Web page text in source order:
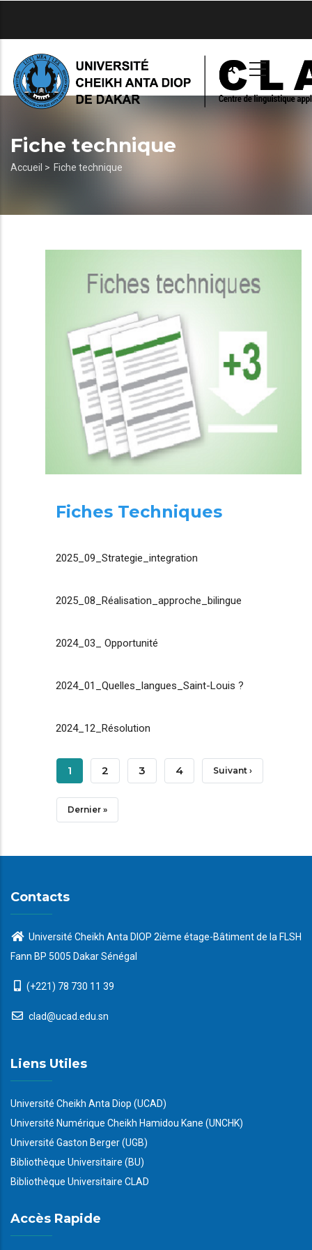
principal
Fiche technique
Fil
Accueil > Fiche technique
Fiches Techniques
2025_09_Strategie_integration
2025_08_Réalisation_approche_bilingue
2024_03_ Opportunité
2024_01_Quelles_langues_Saint-Louis ?
2024_12_Résolution
Pagination
Page
Courante
1 Page
2 Page
3 Page
4 Page
Suivant ›
Dernière
Dernier »
Contacts
Université Cheikh Anta DIOP 2ième étage-Bâtiment de la FLSH
Fann BP 5005 Dakar Sénégal
(+221) 78 730 11 39
clad@ucad.edu.sn
Liens Utiles
Université Cheikh Anta Diop (UCAD)
Université Numérique Cheikh Hamidou Kane (UNCHK)
Université Gaston Berger (UGB)
Bibliothèque Universitaire (BU)
Bibliothèque Universitaire CLAD
Accès Rapide